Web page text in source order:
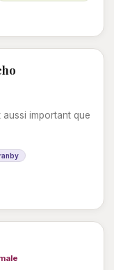
important que